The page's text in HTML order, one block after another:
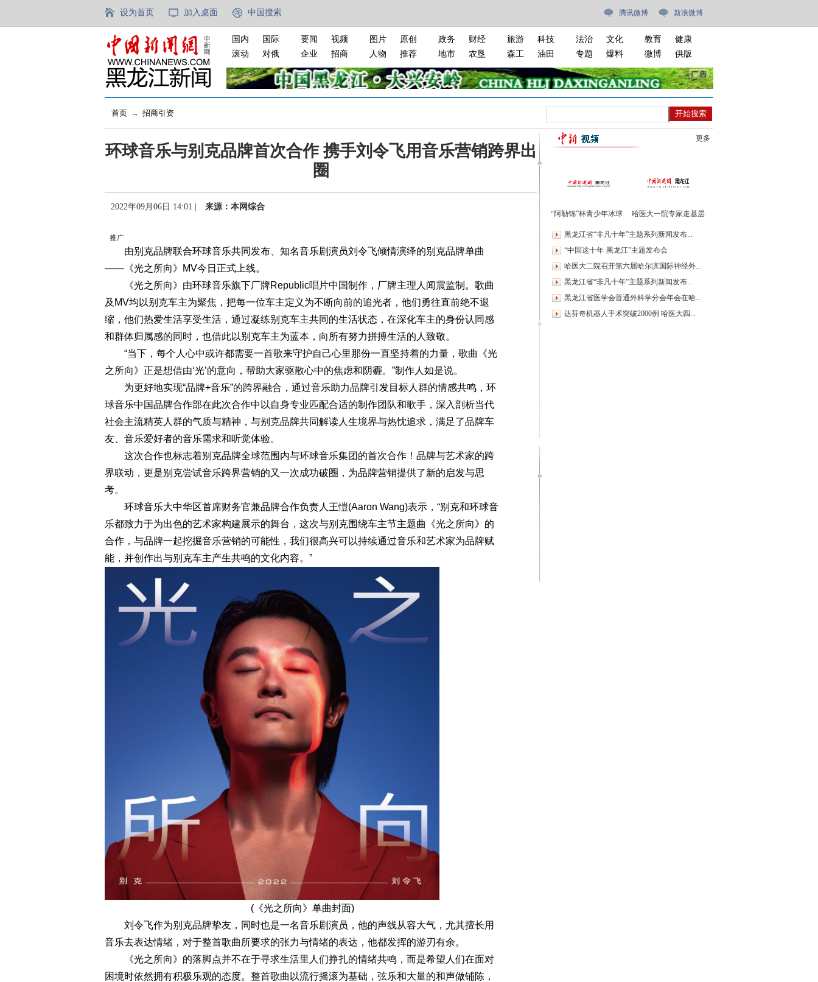
设为首页 加入桌面 中国搜索 腾讯微博 新浪微博
国内
国际
滚动
对俄
要闻
视频
企业
招商
图片
原创
人物
推荐
政务
财经
地市
农垦
旅游
科技
森工
油田
法治
文化
专题
爆料
教育
健康
微博
供版
首页 → 招商引资
环球音乐与别克品牌首次合作 携手刘令飞用音乐营销跨界出
圈
2022年09月06日 14:01 | 来源：本网综合
由别克品牌联合环球音乐共同发布、知名音乐剧演员刘令飞倾情演绎的别克品牌单曲
——《光之所向》MV今日正式上线。
《光之所向》由环球音乐旗下厂牌Republic唱片中国制作，厂牌主理人闻震监制。歌曲
及MV均以别克车主为聚焦，把每一位车主定义为不断向前的追光者，他们勇往直前绝不退
缩，他们热爱生活享受生活，通过凝练别克车主共同的生活状态，在深化车主的身份认同感
和群体归属感的同时，也借此以别克车主为蓝本，向所有努力拼搏生活的人致敬。
“当下，每个人心中或许都需要一首歌来守护自己心里那份一直坚持着的力量，歌曲《光
之所向》正是想借由‘光’的意向，帮助大家驱散心中的焦虑和阴霾。”制作人如是说。
为更好地实现“品牌+音乐”的跨界融合，通过音乐助力品牌引发目标人群的情感共鸣，环
球音乐中国品牌合作部在此次合作中以自身专业匹配合适的制作团队和歌手，深入剖析当代
社会主流精英人群的气质与精神，与别克品牌共同解读人生境界与热忱追求，满足了品牌车
友、音乐爱好者的音乐需求和听觉体验。
这次合作也标志着别克品牌全球范围内与环球音乐集团的首次合作！品牌与艺术家的跨
界联动，更是别克尝试音乐跨界营销的又一次成功破圈，为品牌营销提供了新的启发与思
考。
环球音乐大中华区首席财务官兼品牌合作负责人王愷(Aaron Wang)表示，“别克和环球音
乐都致力于为出色的艺术家构建展示的舞台，这次与别克围绕车主节主题曲《光之所向》的
合作，与品牌一起挖掘音乐营销的可能性，我们很高兴可以持续通过音乐和艺术家为品牌赋
能，并创作出与别克车主产生共鸣的文化内容。”
(《光之所向》单曲封面)
刘令飞作为别克品牌挚友，同时也是一名音乐剧演员，他的声线从容大气，尤其擅长用
音乐去表达情绪，对于整首歌曲所要求的张力与情绪的表达，他都发挥的游刃有余。
《光之所向》的落脚点并不在于寻求生活里人们挣扎的情绪共鸣，而是希望人们在面对
困境时依然拥有积极乐观的态度。整首歌曲以流行摇滚为基础，弦乐和大量的和声做铺陈，
更多
“阿勒锦”杯青少年冰球
哈医大一院专家走基层
黑龙江省“非凡十年”主题系列新闻发布...
“中国这十年·黑龙江”主题发布会
哈医大二院召开第六届哈尔滨国际神经外...
黑龙江省“非凡十年”主题系列新闻发布...
黑龙江省医学会普通外科学分会年会在哈...
达芬奇机器人手术突破2000例 哈医大四...